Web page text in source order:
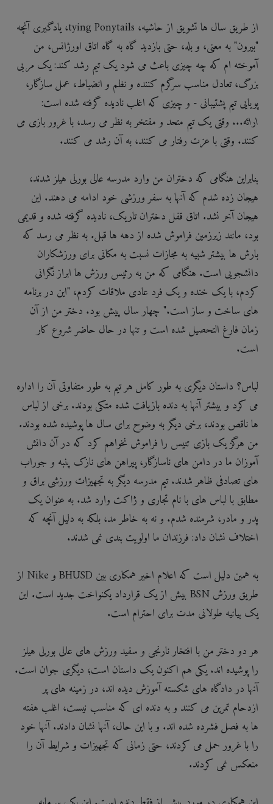
از طریق سال ها تشویق از حاشیه، tying Ponytails، یادگیری آنچه
"بیرون" به معنی، و بله، حتی بازدید گاه به گاه اتاق اورژانس، من
آموخته ام که چه چیزی باعث می شود یک تیم رشد کند: یک مربی
بزرگ، تعادل مناسب سرگرم کننده و نظم و انضباط، عمل سازگار،
پویایی تیم پشتیبانی - و چیزی که اغلب نادیده گرفته شده است:
ارائه... وقتی یک تیم متحد و مفتخر به نظر می رسد، با غرور بازی می
کنند. وقتی با عزت رفتار می کنند، به آن رشد می کنند.
بنابراین هنگامی که دختران من وارد مدرسه عالی بورلی هیلز شدند،
هیجان زده شدم که آنها به سفر ورزشی خود ادامه می دهند. این
هیجان آخر نشد. اتاق قفل دختران تاریک، نادیده گرفته شده و قدیمی
بود، مانند زیرزمین فراموش شده از دهه ها قبل. به نظر می رسد که
بارش ها بیشتر شبیه به مجازات نسبت به مکانی برای ورزشکاران
دانشجویی است. هنگامی که من به رئیس ورزش ها ابراز نگرانی
کردم، با یک خنده و یک فرد عادی ملاقات کردم، "این در برنامه
های ساخت و ساز است." چهار سال پیش بود. دختر من از آن
زمان فارغ التحصیل شده است و تنها در حال حاضر شروع کار
است.
لباس؟ داستان دیگری به طور کامل هر تیم به طور متفاوتی آن را اداره
می کرد و بیشتر آنها به دنده بازیافت شده متکی بودند. برخی از لباس
ها ناقص بودند، برخی دیگر به وضوح برای سال ها پوشیده شده بودند.
من هرگز یک بازی تنیس را فراموش نخواهم کرد که در آن دانش
آموزان ما در دامن های ناسازگار، پیراهن های نازک پنبه و جوراب
های تصادفی ظاهر شدند. تیم مدرسه دیگر به تجهیزات ورزشی براق و
مطابق با لباس های با نام تجاری و ژاکت وارد شد. به عنوان یک
پدر و مادر، شرمنده شدم. و نه به خاطر مد، بلکه به دلیل آنچه که
اختلاف نشان داد: فرزندان ما اولویت بندی نمی شدند.
به همین دلیل است که اعلام اخیر همکاری بین BHUSD و Nike از
طریق ورزش BSN بیش از یک قرارداد یکنواخت جدید است. این
یک بیانیه طولانی مدت برای احترام است.
هر دو دختر من با افتخار نارنجی و سفید ورزش های عالی بورلی هیلز
را پوشیده اند. یکی هم اکنون یک داستان است؛ دیگری جوان است.
آنها در دادگاه های شکسته آموزش دیده اند، در زمینه های پر
ازدحام تمرین می کنند و به دنده ای که مناسب نیست، اغلب هفته
ها به فصل فشرده شده اند. و با این حال، آنها نشان دادند. آنها خود
را با غرور حمل می کردند، حتی زمانی که تجهیزات و شرایط آن را
منعکس نمی کردند.